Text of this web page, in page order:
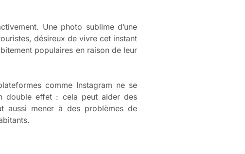
Une photo sublime d’une
désireux de vivre cet instant
populaires en raison de leur
comme Instagram ne se
double effet : cela peut aider des
aussi mener à des problèmes de